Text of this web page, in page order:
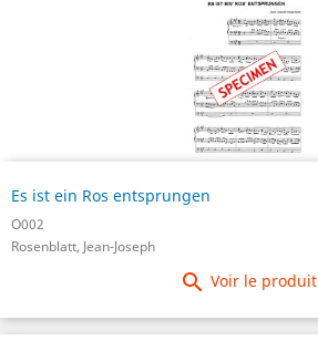
Es ist ein Ros entsprungen
O002
Rosenblatt, Jean-Joseph
 Voir le produit